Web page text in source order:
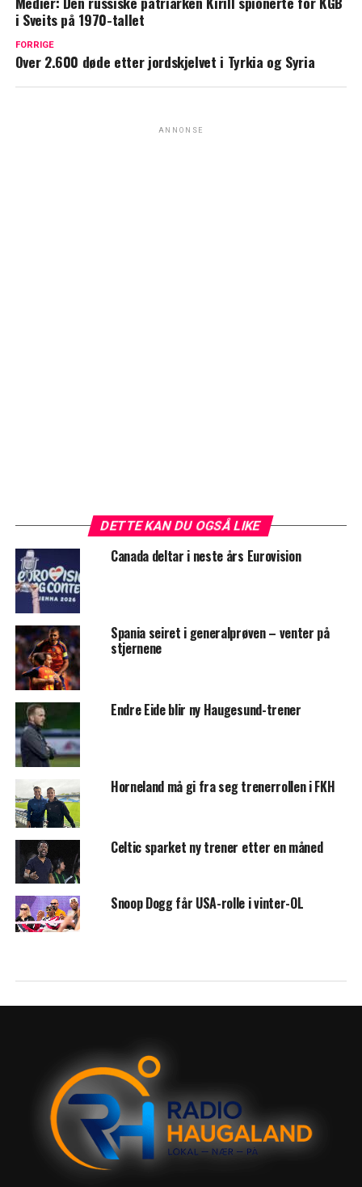
i Sveits på 1970-tallet
FORRIGE
Over 2.600 døde etter jordskjelvet i Tyrkia og Syria
ANNONSE
DETTE KAN DU OGSÅ LIKE
Canada deltar i neste års Eurovision
Spania seiret i generalprøven – venter på
stjernene
Endre Eide blir ny Haugesund-trener
Horneland må gi fra seg trenerrollen i FKH
Celtic sparket ny trener etter en måned
Snoop Dogg får USA-rolle i vinter-OL